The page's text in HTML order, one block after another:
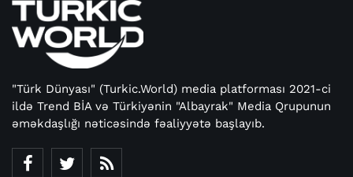
"Türk Dünyası" (Turkic.World) media platforması 2021-ci
ildə Trend BİA və Türkiyənin "Albayrak" Media Qrupunun
əməkdaşlığı nəticəsində fəaliyyətə başlayıb.